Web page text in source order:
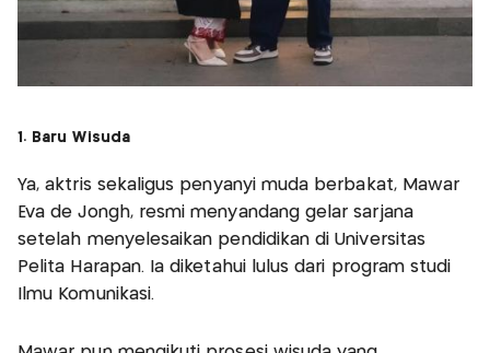
1. Baru Wisuda
Ya, aktris sekaligus penyanyi muda berbakat, Mawar
Eva de Jongh, resmi menyandang gelar sarjana
setelah menyelesaikan pendidikan di Universitas
Pelita Harapan. Ia diketahui lulus dari program studi
Ilmu Komunikasi.